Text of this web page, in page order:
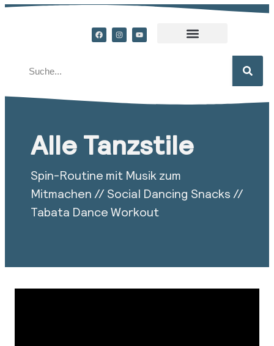
Alle Tanzstile
Spin-Routine mit Musik zum
Mitmachen // Social Dancing Snacks //
Tabata Dance Workout